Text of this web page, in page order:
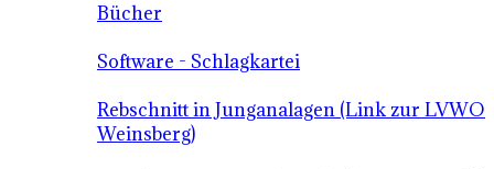
Bücher
Software - Schlagkartei
Rebschnitt in Junganalagen (Link zur LVWO
Weinsberg)